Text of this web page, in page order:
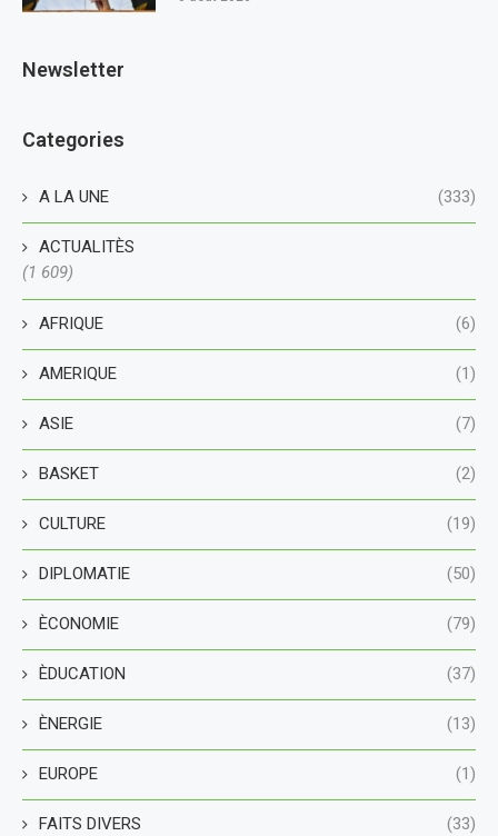
Newsletter
Categories
A LA UNE (333)
ACTUALITÈS
(1 609)
AFRIQUE (6)
AMERIQUE (1)
ASIE (7)
BASKET (2)
CULTURE (19)
DIPLOMATIE (50)
ÈCONOMIE (79)
ÈDUCATION (37)
ÈNERGIE (13)
EUROPE (1)
FAITS DIVERS (33)